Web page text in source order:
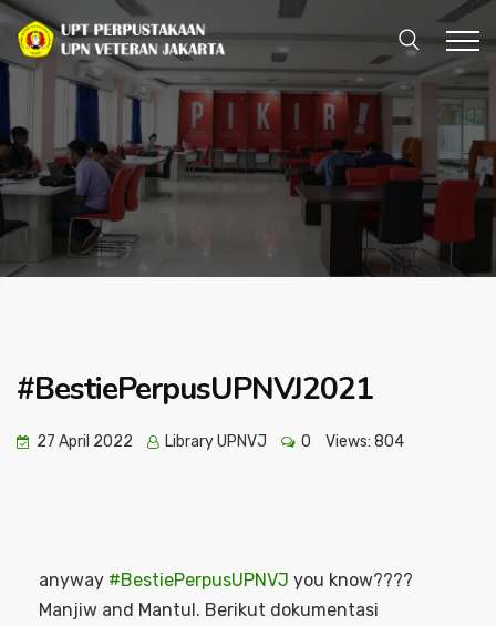
#BestiePerpusUPNVJ2021
27 April 2022 Library UPNVJ 0 Views: 804
anyway #BestiePerpusUPNVJ you know????
Manjiw and Mantul. Berikut dokumentasi